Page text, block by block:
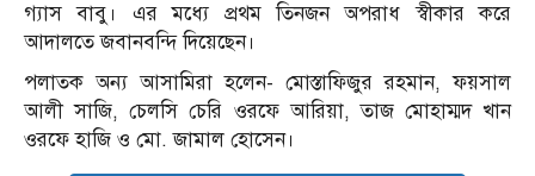
গ্যাস বাবু। এর মধ্যে প্রথম তিনজন অপরাধ স্বীকার করে
আদালতে জবানবন্দি দিয়েছেন।
পলাতক অন্য আসামিরা হলেন- মোস্তাফিজুর রহমান, ফয়সাল
আলী সাজি, চেলসি চেরি ওরফে আরিয়া, তাজ মোহাম্মদ খান
ওরফে হাজি ও মো. জামাল হোসেন।